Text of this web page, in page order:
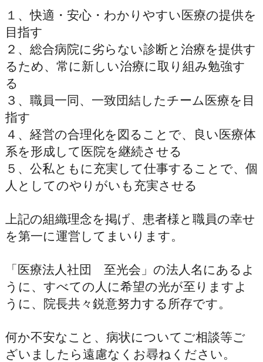
１、快適・安心・わかりやすい医療の提供を
目指す
２、総合病院に劣らない診断と治療を提供す
るため、常に新しい治療に取り組み勉強す
る
３、職員一同、一致団結したチーム医療を目
指す
４、経営の合理化を図ることで、良い医療体
系を形成して医院を継続させる
５、公私ともに充実して仕事することで、個
人としてのやりがいも充実させる
上記の組織理念を掲げ、患者様と職員の幸せ
を第一に運営してまいります。
「医療法人社団 至光会」の法人名にあるよ
うに、すべての人に希望の光が至りますよ
うに、院長共々鋭意努力する所存です。
何か不安なこと、病状についてご相談等ご
ざいましたら遠慮なくお尋ねください。